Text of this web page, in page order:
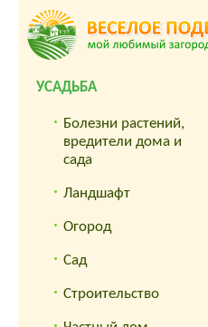
УСАДЬБА
Болезни растений,
вредители дома и
сада
Ландшафт
Огород
Сад
Строительство